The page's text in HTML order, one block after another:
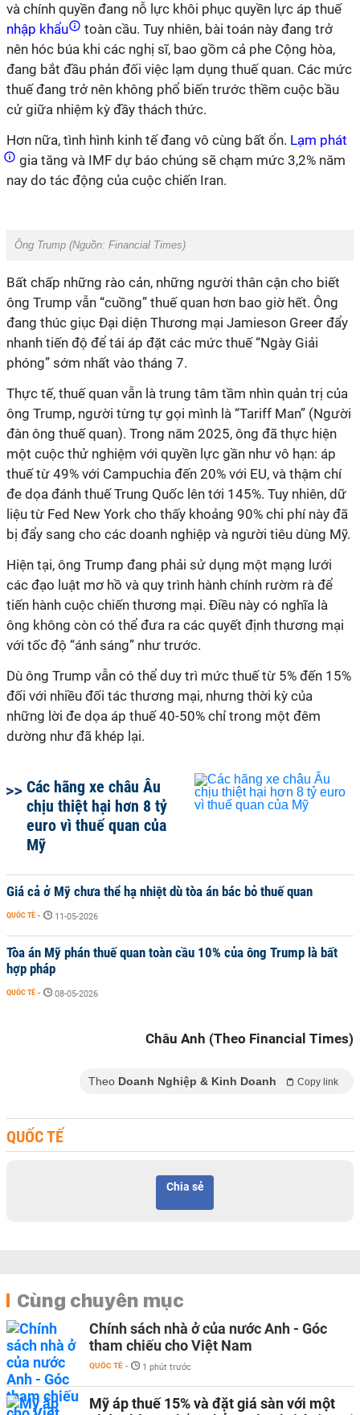
và chính quyền đang nỗ lực khôi phục quyền lực áp thuế
nhập khẩu
toàn cầu. Tuy nhiên, bài toán này đang trở
nên hóc búa khi các nghị sĩ, bao gồm cả phe Cộng hòa,
đang bắt đầu phản đối việc lạm dụng thuế quan. Các mức
thuế đang trở nên không phổ biến trước thềm cuộc bầu
cử giữa nhiệm kỳ đầy thách thức.
Hơn nữa, tình hình kinh tế đang vô cùng bất ổn. Lạm phát
gia tăng và IMF dự báo chúng sẽ chạm mức 3,2% năm
nay do tác động của cuộc chiến Iran.
Ông Trump (Nguồn: Financial Times)
Bất chấp những rào cản, những người thân cận cho biết
ông Trump vẫn “cuồng” thuế quan hơn bao giờ hết. Ông
đang thúc giục Đại diện Thương mại Jamieson Greer đẩy
nhanh tiến độ để tái áp đặt các mức thuế “Ngày Giải
phóng” sớm nhất vào tháng 7.
Thực tế, thuế quan vẫn là trung tâm tầm nhìn quản trị của
ông Trump, người từng tự gọi mình là “Tariff Man” (Người
đàn ông thuế quan). Trong năm 2025, ông đã thực hiện
một cuộc thử nghiệm với quyền lực gần như vô hạn: áp
thuế từ 49% với Campuchia đến 20% với EU, và thậm chí
đe dọa đánh thuế Trung Quốc lên tới 145%. Tuy nhiên, dữ
liệu từ Fed New York cho thấy khoảng 90% chi phí này đã
bị đẩy sang cho các doanh nghiệp và người tiêu dùng Mỹ.
Hiện tại, ông Trump đang phải sử dụng một mạng lưới
các đạo luật mơ hồ và quy trình hành chính rườm rà để
tiến hành cuộc chiến thương mại. Điều này có nghĩa là
ông không còn có thể đưa ra các quyết định thương mại
với tốc độ “ánh sáng” như trước.
Dù ông Trump vẫn có thể duy trì mức thuế từ 5% đến 15%
đối với nhiều đối tác thương mại, nhưng thời kỳ của
những lời đe dọa áp thuế 40-50% chỉ trong một đêm
dường như đã khép lại.
Các hãng xe châu Âu
chịu thiệt hại hơn 8 tỷ
euro vì thuế quan của
Mỹ
Giá cả ở Mỹ chưa thể hạ nhiệt dù tòa án bác bỏ thuế quan
QUỐC TẾ - 11-05-2026
Tòa án Mỹ phán thuế quan toàn cầu 10% của ông Trump là bất
hợp pháp
QUỐC TẾ - 08-05-2026
Châu Anh (Theo Financial Times)
Theo Doanh Nghiệp & Kinh Doanh Copy link
QUỐC TẾ
Chia sẻ
Cùng chuyên mục
Chính sách nhà ở của nước Anh - Góc
tham chiếu cho Việt Nam
QUỐC TẾ - 1 phút trước
Mỹ áp thuế 15% và đặt giá sàn với một